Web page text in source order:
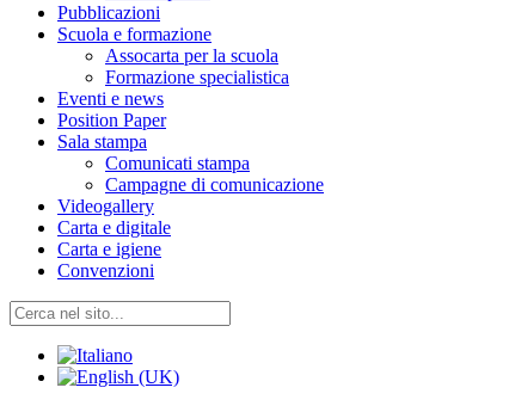
Pubblicazioni
Scuola e formazione
Assocarta per la scuola
Formazione specialistica
Eventi e news
Position Paper
Sala stampa
Comunicati stampa
Campagne di comunicazione
Videogallery
Carta e digitale
Carta e igiene
Convenzioni